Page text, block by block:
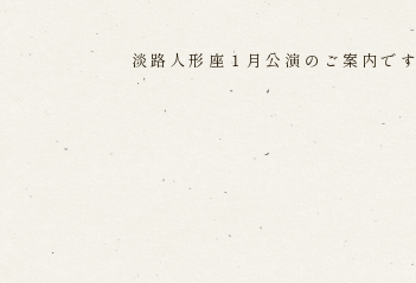
淡路人形座１月公演のご案内です